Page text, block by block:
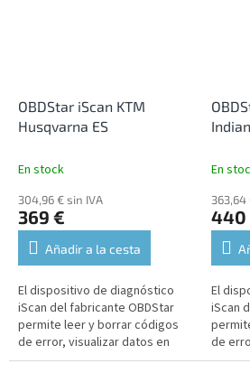
OBDStar iScan KTM
Husqvarna ES
En stock
304,96 € sin IVA
369 €
Añadir a la cesta
El dispositivo de diagnóstico
iScan del fabricante OBDStar
permite leer y borrar códigos
de error, visualizar datos en
tiempo real, realizar funciones
En
363,64
440
El
iScan
de